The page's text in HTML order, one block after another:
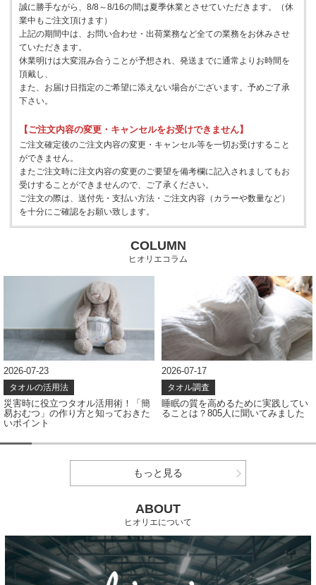
誠に勝手ながら、8/8～8/16の間は夏季休業とさせていただきます。（休
業中もご注文頂けます）
上記の期間中は、お問い合わせ・出荷業務など全ての業務をお休みさせ
ていただきます。
休業明けは大変混み合うことが予想され、発送までに通常よりお時間を
頂戴し、
また、お届け日指定のご希望に添えない場合がございます。予めご了承
下さい。
【ご注文内容の変更・キャンセルをお受けできません】
ご注文確定後のご注文内容の変更・キャンセル等を一切お受けすること
ができません。
またご注文時に注文内容の変更のご要望を備考欄に記入されましてもお
受けすることができませんので、ご了承ください。
ご注文の際は、送付先・支払い方法・ご注文内容（カラーや数量など）
を十分にご確認をお願い致します。
COLUMN
ヒオリエコラム
2026-07-23
タオルの活用法
災害時に役立つタオル活用術！「簡
易おむつ」の作り方と知っておきた
いポイント
2026-07-17
タオル調査
睡眠の質を高めるために実践してい
ることは？805人に聞いてみました
もっと見る
ABOUT
ヒオリエについて